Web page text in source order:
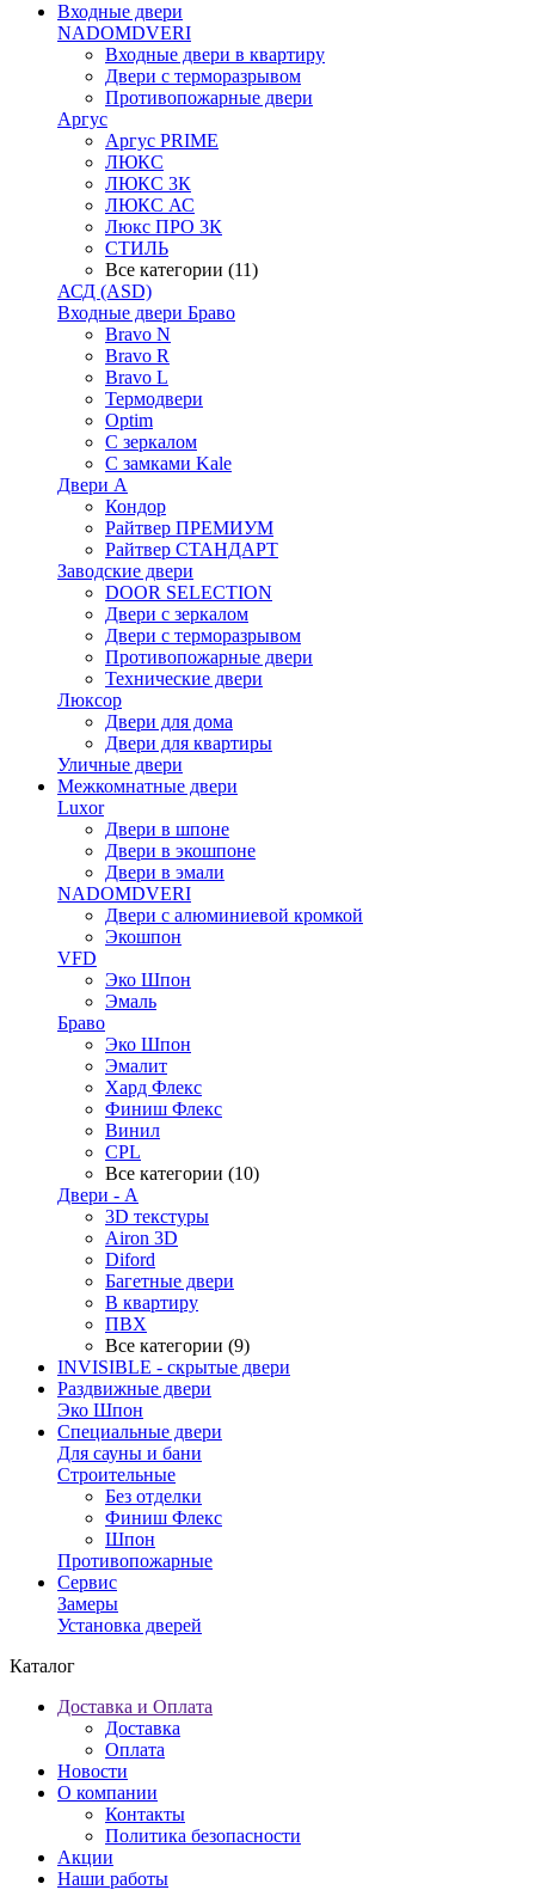
Входные двери
NADOMDVERI
Входные двери в квартиру
Двери с терморазрывом
Противопожарные двери
Аргус
Аргус PRIME
ЛЮКС
ЛЮКС 3К
ЛЮКС АС
Люкс ПРО 3К
СТИЛЬ
Все категории (11)
АСД (ASD)
Входные двери Браво
Bravo N
Bravo R
Bravo L
Термодвери
Optim
С зеркалом
С замками Kale
Двери А
Кондор
Райтвер ПРЕМИУМ
Райтвер СТАНДАРТ
Заводские двери
DOOR SELECTION
Двери с зеркалом
Двери с терморазрывом
Противопожарные двери
Технические двери
Люксор
Двери для дома
Двери для квартиры
Уличные двери
Межкомнатные двери
Luxor
Двери в шпоне
Двери в экошпоне
Двери в эмали
NADOMDVERI
Двери с алюминиевой кромкой
Экошпон
VFD
Эко Шпон
Эмаль
Браво
Эко Шпон
Эмалит
Хард Флекс
Финиш Флекс
Винил
CPL
Все категории (10)
Двери - А
3D текстуры
Airon 3D
Diford
Багетные двери
В квартиру
ПВХ
Все категории (9)
INVISIBLE - скрытые двери
Раздвижные двери
Эко Шпон
Специальные двери
Для сауны и бани
Строительные
Без отделки
Финиш Флекс
Шпон
Противопожарные
Сервис
Замеры
Установка дверей
Каталог
Доставка и Оплата
Доставка
Оплата
Новости
О компании
Контакты
Политика безопасности
Акции
Наши работы